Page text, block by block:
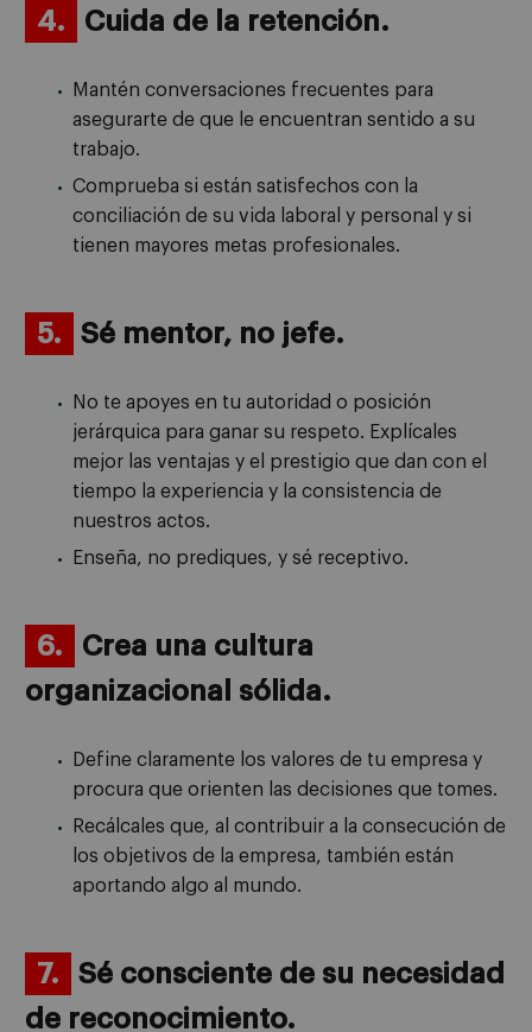
4. Cuida de la retención.
Mantén conversaciones frecuentes para
asegurarte de que le encuentran sentido a su
trabajo.
Comprueba si están satisfechos con la
conciliación de su vida laboral y personal y si
tienen mayores metas profesionales.
5. Sé mentor, no jefe.
No te apoyes en tu autoridad o posición
jerárquica para ganar su respeto. Explícales
mejor las ventajas y el prestigio que dan con el
tiempo la experiencia y la consistencia de
nuestros actos.
Enseña, no prediques, y sé receptivo.
6.
Crea una cultura
organizacional sólida.
Define claramente los valores de tu empresa y
procura que orienten las decisiones que tomes.
Recálcales que, al contribuir a la consecución de
los objetivos de la empresa, también están
aportando algo al mundo.
7.
Sé consciente de su necesidad
de reconocimiento.